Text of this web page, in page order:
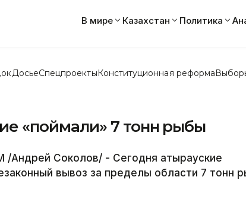
В мире Казахстан Политика
ДосьеСпецпроектыКонституционная реформа
«поймали» 7 тонн рыбы
Андрей Соколов/ - Сегодня атырауские
вывоз за пределы области 7 тонн